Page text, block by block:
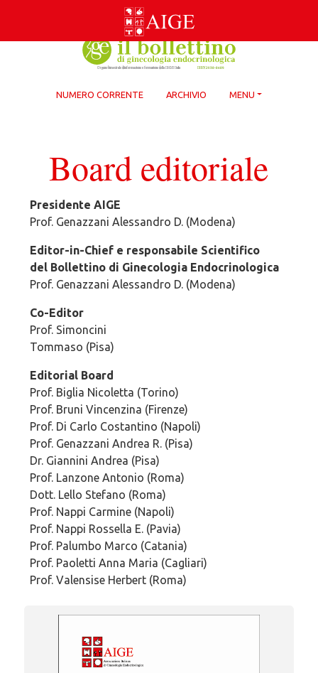
NUMERO CORRENTE ARCHIVIO MENU
Board editoriale
Presidente AIGE
Prof. Genazzani Alessandro D. (Modena)
Editor-in-Chief e responsabile Scientifico
del Bollettino di Ginecologia Endocrinologica
Prof. Genazzani Alessandro D. (Modena)
Co-Editor
Prof. Simoncini
Tommaso (Pisa)
Editorial Board
Prof. Biglia Nicoletta (Torino)
Prof. Bruni Vincenzina (Firenze)
Prof. Di Carlo Costantino (Napoli)
Prof. Genazzani Andrea R. (Pisa)
Dr. Giannini Andrea (Pisa)
Prof. Lanzone Antonio (Roma)
Dott. Lello Stefano (Roma)
Prof. Nappi Carmine (Napoli)
Prof. Nappi Rossella E. (Pavia)
Prof. Palumbo Marco (Catania)
Prof. Paoletti Anna Maria (Cagliari)
Prof. Valensise Herbert (Roma)